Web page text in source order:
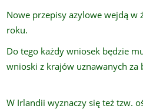
Nowe przepisy azylowe wejdą w
roku.
Do tego każdy wniosek będzie
wnioski z krajów uznawanych za
W Irlandii wyznaczy się też tzw.